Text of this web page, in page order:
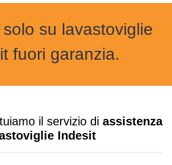
su lavastoviglie
fuori garanzia.
il servizio di assistenza
Indesit